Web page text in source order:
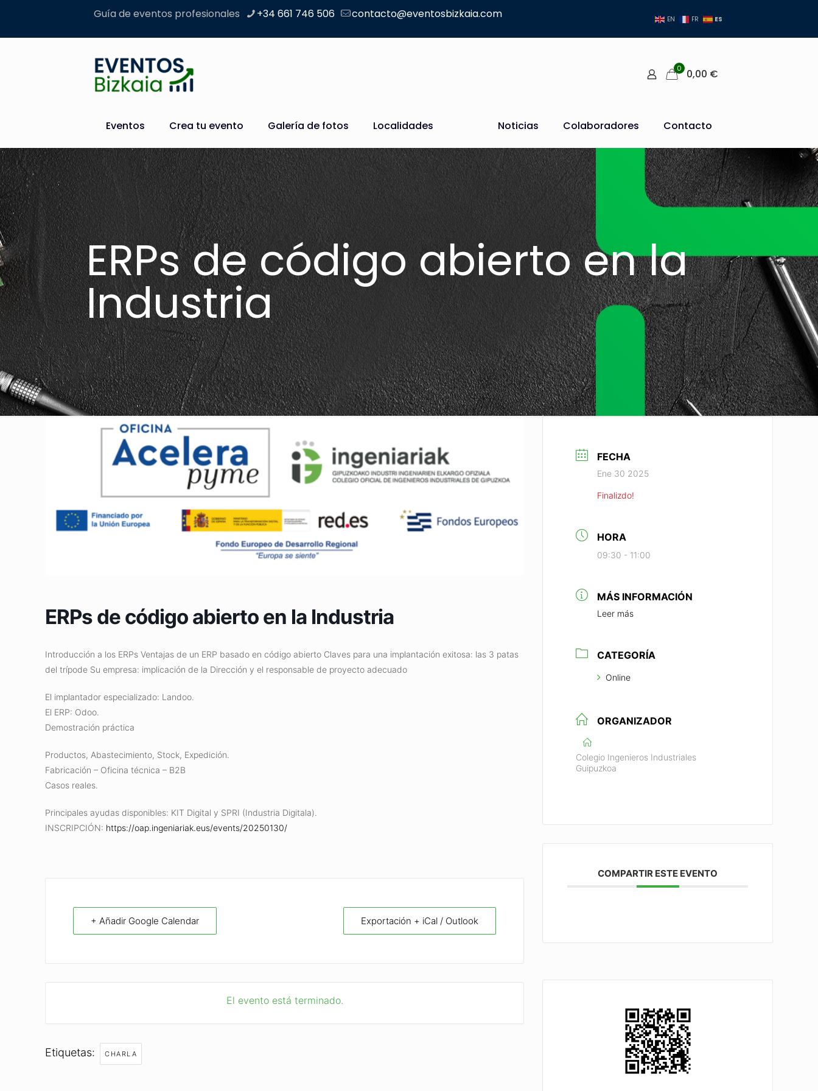
Guía de eventos profesionales +34 661 746 506 contacto@eventosbizkaia.com EN FR ES
0 0,00 €
Eventos Crea tu evento Galería de fotos Localidades Noticias Colaboradores Contacto
ERPs de código abierto en la
Industria
ERPs de código abierto en la Industria
Introducción a los ERPs Ventajas de un ERP basado en código abierto Claves para una implantación exitosa: las 3 patas
del trípode Su empresa: implicación de la Dirección y el responsable de proyecto adecuado
El implantador especializado: Landoo.
El ERP: Odoo.
Demostración práctica
Productos, Abastecimiento, Stock, Expedición.
Fabricación – Oficina técnica – B2B
Casos reales.
Principales ayudas disponibles: KIT Digital y SPRI (Industria Digitala).
INSCRIPCIÓN: https://oap.ingeniariak.eus/events/20250130/
+ Añadir Google Calendar Exportación + iCal / Outlook
El evento está terminado.
Etiquetas: CHARLA
FECHA
Ene 30 2025
Finalizdo!
HORA
09:30 - 11:00
MÁS INFORMACIÓN
Leer más
CATEGORÍA
Online
ORGANIZADOR
Colegio Ingenieros Industriales
Guipuzkoa
COMPARTIR ESTE EVENTO